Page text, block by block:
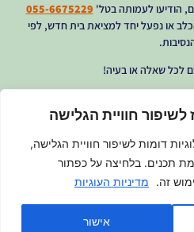
חוויית הגלישה
דומות לשיפור חוויית הגלישה,
תכנים. בלחיצה על כפתור
זה.
מדיניות העוגיות
אישור
הודיעו לעמותה בטל' 055-6675229
או נפעל יחד למציאת בית חדש, לפי
לכל שאלה או בעיה!
אוהבות חיות
-
7349כלבים וחתולים
עד כה